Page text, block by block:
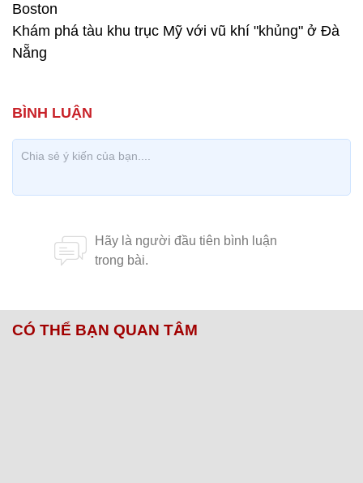
Boston
Khám phá tàu khu trục Mỹ với vũ khí "khủng" ở Đà
Nẵng
CÓ THỂ BẠN QUAN TÂM